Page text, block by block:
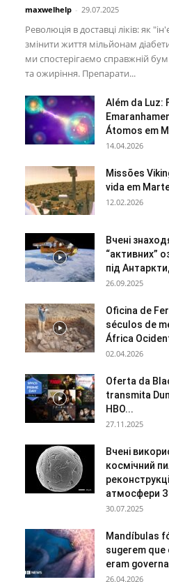
maxwelhelp - 29.07.2025
Революція в доставці ліків: як
змінити життя мільйонам
ми спостерігаємо справжній бум
та ожиріння. Препарати...
Além da Luz:
Átomos em
14.04.2026
Missões
vida em
12.02.2026
Вчені
“активних”
під
26.09.2025
Oficina de
séculos de
África
02.04.2026
Oferta da
transmita
HBO...
27.11.2025
Вчені
космічний
атмосфери
30.07.2025
Mandíbulas
sugerem
eram
26.04.2026